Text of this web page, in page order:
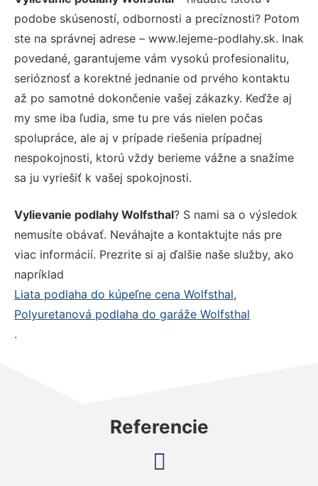
podobe skúseností, odbornosti a precíznosti? Potom
ste na správnej adrese – www.lejeme-podlahy.sk. Inak
povedané, garantujeme vám vysokú profesionalitu,
serióznosť a korektné jednanie od prvého kontaktu
až po samotné dokončenie vašej zákazky. Keďže aj
my sme iba ľudia, sme tu pre vás nielen počas
spolupráce, ale aj v prípade riešenia prípadnej
nespokojnosti, ktorú vždy berieme vážne a snažíme
sa ju vyriešiť k vašej spokojnosti.
Vylievanie podlahy Wolfsthal? S nami sa o výsledok
nemusíte obávať. Neváhajte a kontaktujte nás pre
viac informácií. Prezrite si aj ďalšie naše služby, ako
napríklad
Liata podlaha do kúpeľne cena Wolfsthal,
Polyuretanová podlaha do garáže Wolfsthal
.
Referencie